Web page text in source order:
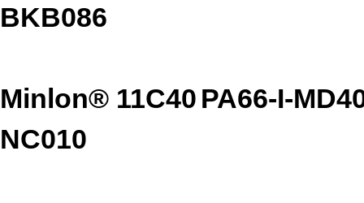
BKB086
Minlon® 11C40
NC010
PA66-I-